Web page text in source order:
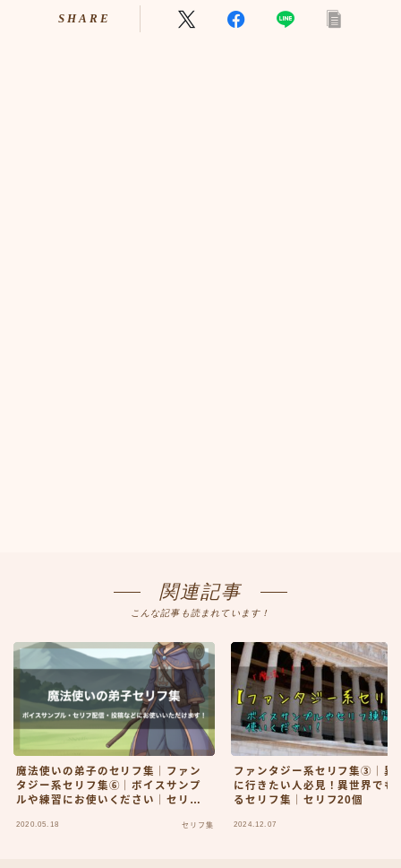
SHARE
関連記事
こんな記事も読まれています！
魔法使いの弟子のセリフ集｜ファン
タジー系セリフ集⑥｜ボイスサンプ
ルや練習にお使いください｜セリフ9
2020.05.18 セリフ集
ファンタジー系セリフ集③｜異
に行きたい人必見！異世界でも
るセリフ集｜セリフ20個
2024.12.07